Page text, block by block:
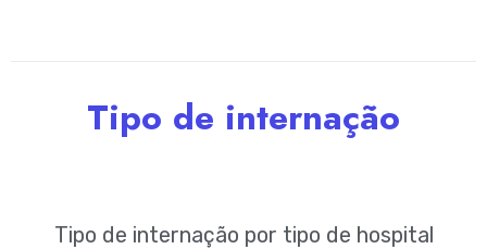
Tipo de internação
Tipo de internação por tipo de hospital